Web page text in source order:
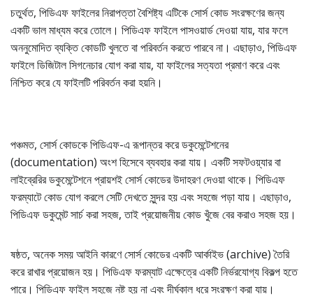
চতুর্থত, পিডিএফ ফাইলের নিরাপত্তা বৈশিষ্ট্য এটিকে সোর্স কোড সংরক্ষণের জন্য
একটি ভাল মাধ্যম করে তোলে। পিডিএফ ফাইলে পাসওয়ার্ড দেওয়া যায়, যার ফলে
অননুমোদিত ব্যক্তি কোডটি খুলতে বা পরিবর্তন করতে পারবে না। এছাড়াও, পিডিএফ
ফাইলে ডিজিটাল সিগনেচার যোগ করা যায়, যা ফাইলের সত্যতা প্রমাণ করে এবং
নিশ্চিত করে যে ফাইলটি পরিবর্তন করা হয়নি।
পঞ্চমত, সোর্স কোডকে পিডিএফ-এ রূপান্তর করে ডকুমেন্টেশনের
(documentation) অংশ হিসেবে ব্যবহার করা যায়। একটি সফটওয়্যার বা
লাইব্রেরির ডকুমেন্টেশনে প্রায়শই সোর্স কোডের উদাহরণ দেওয়া থাকে। পিডিএফ
ফরম্যাটে কোড যোগ করলে সেটি দেখতে সুন্দর হয় এবং সহজে পড়া যায়। এছাড়াও,
পিডিএফ ডকুমেন্ট সার্চ করা সহজ, তাই প্রয়োজনীয় কোড খুঁজে বের করাও সহজ হয়।
ষষ্ঠত, অনেক সময় আইনি কারণে সোর্স কোডের একটি আর্কাইভ (archive) তৈরি
করে রাখার প্রয়োজন হয়। পিডিএফ ফরম্যাট এক্ষেত্রে একটি নির্ভরযোগ্য বিকল্প হতে
পারে। পিডিএফ ফাইল সহজে নষ্ট হয় না এবং দীর্ঘকাল ধরে সংরক্ষণ করা যায়।